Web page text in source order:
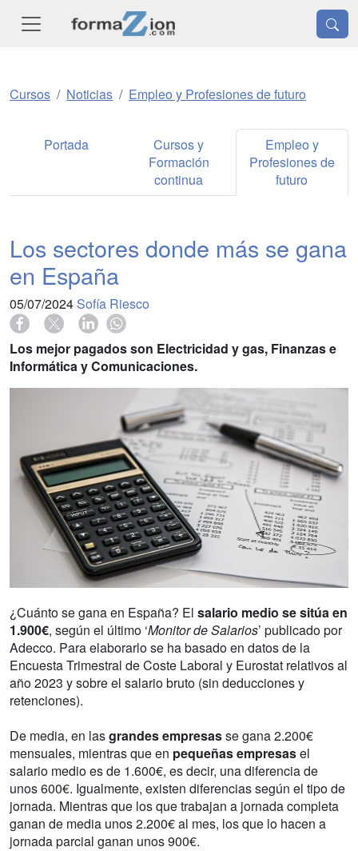
Cursos Noticias Empleo y Profesiones de futuro
Portada
Cursos y
Formación
continua
Empleo y
Profesiones de
futuro
Los sectores donde más se gana
en España
05/07/2024 Sofía Riesco
Los mejor pagados son Electricidad y gas, Finanzas e
Informática y Comunicaciones.
¿Cuánto se gana en España? El salario medio se sitúa en
1.900€, según el último ‘Monitor de Salarios’ publicado por
Adecco. Para elaborarlo se ha basado en datos de la
Encuesta Trimestral de Coste Laboral y Eurostat relativos al
año 2023 y sobre el salario bruto (sin deducciones y
retenciones).
De media, en lasgrandes empresasse gana 2.200€
mensuales, mientras que en pequeñas empresasel
salario medio es de 1.600€, es decir, una diferencia de
unos 600€. Igualmente, existen diferencias según el tipo de
jornada. Mientras que los que trabajan a jornada completa
ganan de media unos 2.200€ al mes, los que lo hacen a
jornada parcial ganan unos 900€.